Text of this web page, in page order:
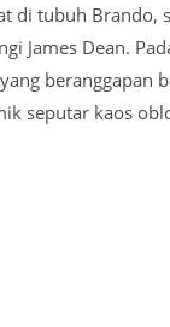
di tubuh Brando,
James Dean.
beranggapan
seputar kaos